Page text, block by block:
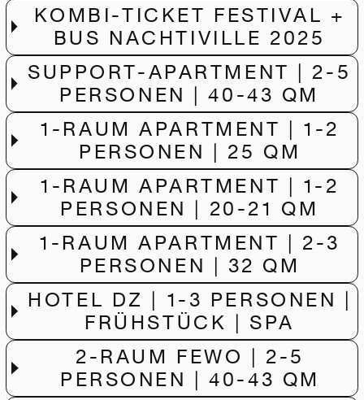
KOMBI-TICKET FESTIVAL +
BUS NACHTIVILLE 2025
SUPPORT-APARTMENT | 2-5
PERSONEN | 40-43 QM
1-RAUM APARTMENT | 1-2
PERSONEN | 25 QM
1-RAUM APARTMENT | 1-2
PERSONEN | 20-21 QM
1-RAUM APARTMENT | 2-3
PERSONEN | 32 QM
HOTEL DZ | 1-3 PERSONEN |
FRÜHSTÜCK | SPA
2-RAUM FEWO | 2-5
PERSONEN | 40-43 QM